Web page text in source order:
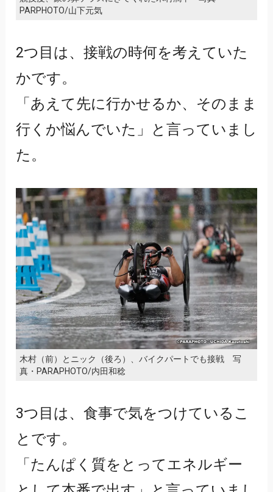
PARPHOTO/山下元気
2つ目は、接戦の時何を考えていた
かです。
「あえて先に行かせるか、そのまま
行くか悩んでいた」と言っていまし
た。
木村（前）とニック（後ろ）、バイクパートでも接戦 写
真・PARAPHOTO/内田和稔
3つ目は、食事で気をつけているこ
とです。
「たんぱく質をとってエネルギー